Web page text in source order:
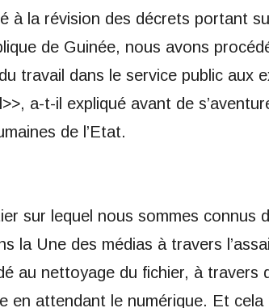
à la révision des décrets portant
de Guinée, nous avons
travail dans le service public aux
a-t-il expliqué avant de
de l’Etat.
sur lequel nous sommes connus
la Une des médias à travers
au nettoyage du fichier, à travers
en attendant le numérique. Et cela